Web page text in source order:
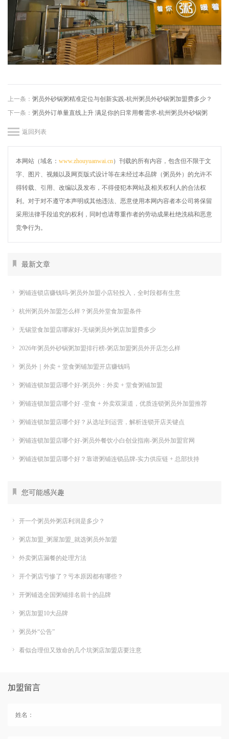
上一条： 粥员外砂锅粥精准定位与创新实践-杭州粥员外砂锅粥加盟费多少？
下一条： 粥员外订单量直线上升 满足你的日常用餐需求-杭州粥员外砂锅粥
返回列表
本网站（域名： www.zhouyuanwai.cn）刊载的所有内容，包含但不限于文
字、图片、视频以及网页版式设计等在未经过本品牌（粥员外）的允许不
得转载、引用、改编以及发布，不得侵犯本网站及相关权利人的合法权
利。对于对不遵守本声明或其他违法、恶意使用本网内容者本公司将保留
采用法律手段追究的权利，同时也请尊重作者的劳动成果杜绝洗稿和恶意
竞争行为。
最新文章
粥铺连锁店赚钱吗-粥员外加盟小店轻投入，全时段都有生意
杭州粥员外加盟怎么样？粥员外堂食加盟条件
无锡堂食加盟店哪家好-无锡粥员外粥店加盟费多少
2026年粥员外砂锅粥加盟排行榜-粥店加盟粥员外开店怎么样
粥员外｜外卖 + 堂食粥铺加盟开店赚钱吗
粥铺连锁加盟店哪个好-粥员外：外卖 + 堂食粥铺加盟
粥铺连锁加盟店哪个好 -堂食 + 外卖双渠道，优质连锁粥员外加盟推荐
粥铺连锁加盟店哪个好？从选址到运营，解析连锁开店关键点
粥铺连锁加盟店哪个好-粥员外餐饮小白创业指南-粥员外加盟官网
粥铺连锁加盟店哪个好？靠谱粥铺连锁品牌-实力供应链 + 总部扶持
您可能感兴趣
开一个粥员外粥店利润是多少？
粥店加盟_粥屋加盟_就选粥员外加盟
外卖粥店漏餐的处理方法
开个粥店亏惨了？亏本原因都有哪些？
开粥铺选全国粥铺排名前十的品牌
粥店加盟10大品牌
粥员外“公告”
看似合理但又致命的几个坑粥店加盟店要注意
加盟留言